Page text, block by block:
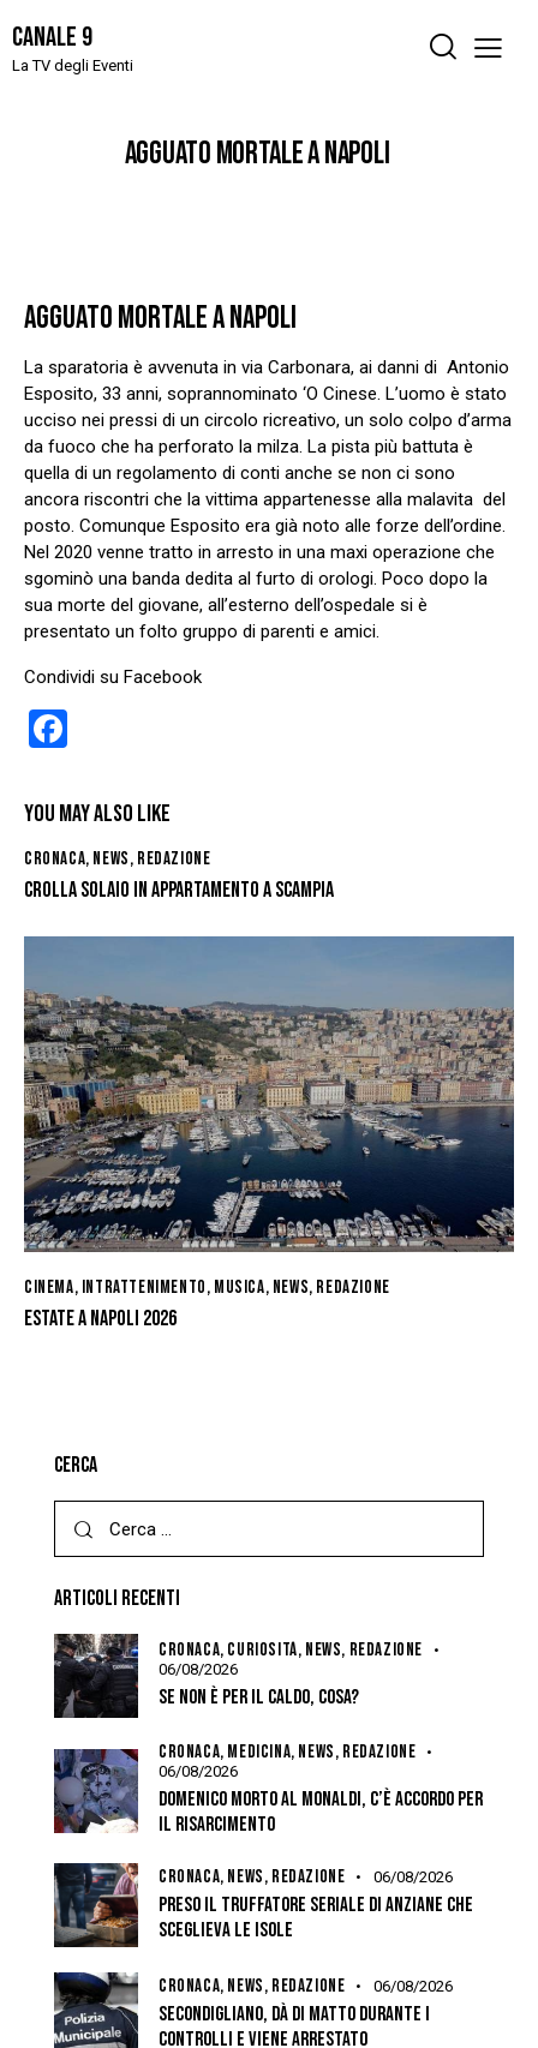
Canale 9
La TV degli Eventi
AGGUATO MORTALE A NAPOLI
AGGUATO MORTALE A NAPOLI
La sparatoria è avvenuta in via Carbonara, ai danni di Antonio
Esposito, 33 anni, soprannominato ‘O Cinese. L’uomo è stato
ucciso nei pressi di un circolo ricreativo, un solo colpo d’arma
da fuoco che ha perforato la milza. La pista più battuta è
quella di un regolamento di conti anche se non ci sono
ancora riscontri che la vittima appartenesse alla malavita del
posto. Comunque Esposito era già noto alle forze dell’ordine.
Nel 2020 venne tratto in arresto in una maxi operazione che
sgominò una banda dedita al furto di orologi. Poco dopo la
sua morte del giovane, all’esterno dell’ospedale si è
presentato un folto gruppo di parenti e amici.
Condividi su Facebook
ce
b
o
YOU MAY ALSO LIKE
CRONACA, NEWS, REDAZIONE
CROLLA SOLAIO IN APPARTAMENTO A SCAMPIA
CINEMA, INTRATTENIMENTO, MUSICA, NEWS, REDAZIONE
ESTATE A NAPOLI 2026
CERCA
ARTICOLI RECENTI
CRONACA, CURIOSITÀ, NEWS, REDAZIONE
06/08/2026
SE NON È PER IL CALDO, COSA?
CRONACA, MEDICINA, NEWS, REDAZIONE
06/08/2026
DOMENICO MORTO AL MONALDI, C’È ACCORDO PER
IL RISARCIMENTO
CRONACA, NEWS, REDAZIONE 06/08/2026
PRESO IL TRUFFATORE SERIALE DI ANZIANE CHE
SCEGLIEVA LE ISOLE
CRONACA, NEWS, REDAZIONE 06/08/2026
SECONDIGLIANO, DÀ DI MATTO DURANTE I
CONTROLLI E VIENE ARRESTATO